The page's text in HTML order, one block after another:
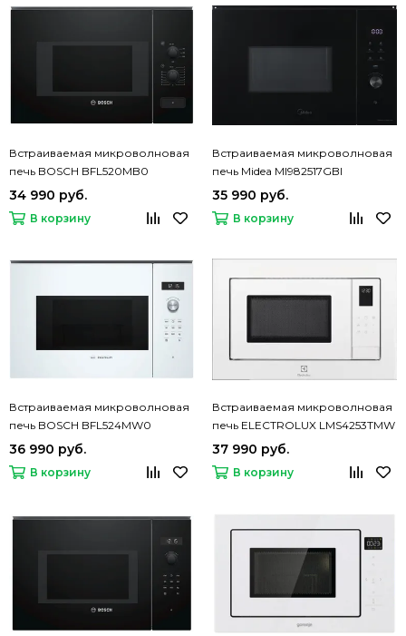
Встраиваемая микроволновая
печь BOSCH BFL520MB0
34 990 руб.
В корзину
Встраиваемая микроволновая
печь Midea MI982517GBI
35 990 руб.
В корзину
Встраиваемая микроволновая
печь BOSCH BFL524MW0
36 990 руб.
В корзину
Встраиваемая микроволновая
печь ELECTROLUX LMS4253TMW
37 990 руб.
В корзину